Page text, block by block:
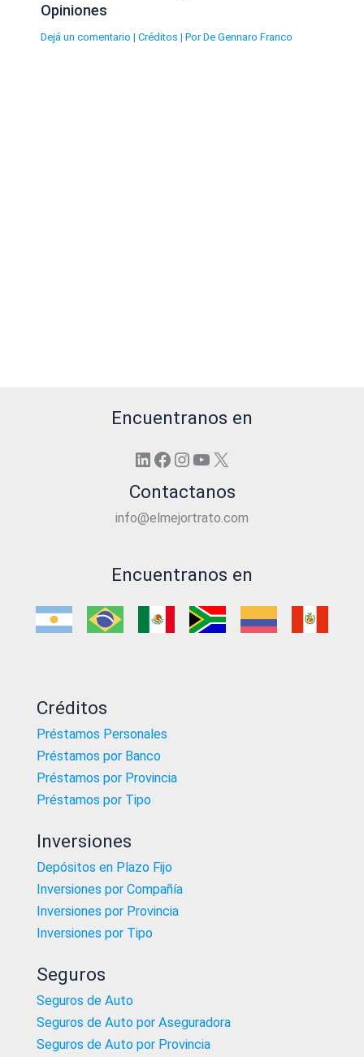
Opiniones
Dejá un comentario | Créditos | Por De Gennaro Franco
Encuentranos en
LinkedIn
Facebook
Instagram
YouTube
X
Contactanos
info@elmejortrato.com
Encuentranos en
Créditos
Préstamos Personales
Préstamos por Banco
Préstamos por Provincia
Préstamos por Tipo
Inversiones
Depósitos en Plazo Fijo
Inversiones por Compañía
Inversiones por Provincia
Inversiones por Tipo
Seguros
Seguros de Auto
Seguros de Auto por Aseguradora
Seguros de Auto por Provincia